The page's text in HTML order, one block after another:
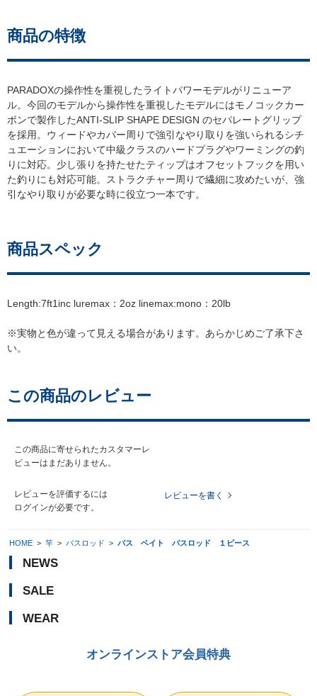
商品の特徴
PARADOXの操作性を重視したライトパワーモデルがリニューア
ル。今回のモデルから操作性を重視したモデルにはモノコックカー
ボンで製作したANTI-SLIP SHAPE DESIGN のセパレートグリップ
を採用。ウィードやカバー周りで強引なやり取りを強いられるシチ
ュエーションにおいて中級クラスのハードプラグやワーミングの釣
りに対応。少し張りを持たせたティップはオフセットフックを用い
た釣りにも対応可能。ストラクチャー周りで繊細に攻めたいが、強
引なやり取りが必要な時に役立つ一本です。
商品スペック
Length:7ft1inc luremax：2oz linemax:mono：20lb
※実物と色が違って見える場合があります。あらかじめご了承下さ
い。
この商品のレビュー
この商品に寄せられたカスタマーレ
ビューはまだありません。
レビューを評価するには
ログインが必要です。
レビューを書く
HOME > 竿 > バスロッド > バス ベイト バスロッド １ピース
NEWS
SALE
WEAR
オンラインストア会員特典